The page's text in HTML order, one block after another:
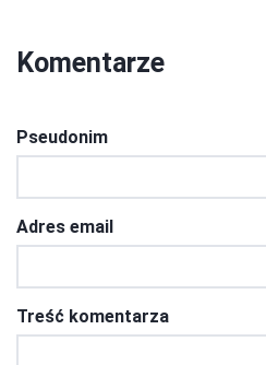
Komentarze
Pseudonim
Adres email
Treść komentarza